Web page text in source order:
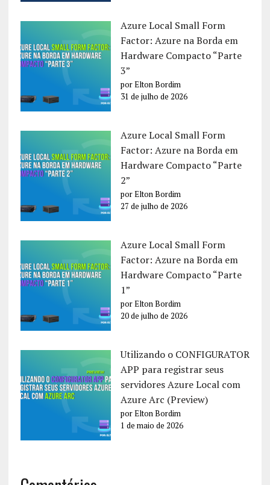
Azure Local Small Form
Factor: Azure na Borda em
Hardware Compacto “Parte
3”
por Elton Bordim
31 de julho de 2026
Azure Local Small Form
Factor: Azure na Borda em
Hardware Compacto “Parte
2”
por Elton Bordim
27 de julho de 2026
Azure Local Small Form
Factor: Azure na Borda em
Hardware Compacto “Parte
1”
por Elton Bordim
20 de julho de 2026
Utilizando o CONFIGURATOR
APP para registrar seus
servidores Azure Local com
Azure Arc (Preview)
por Elton Bordim
1 de maio de 2026